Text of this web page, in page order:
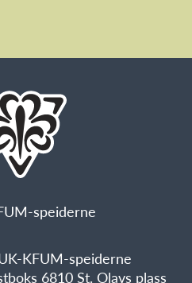
speiderne
KFUM-speiderne
6810 St. Olavs plass